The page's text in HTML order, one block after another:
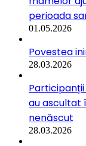
perioada
01.05.2026
Povestea
28.03.2026
au ascultat
nenăscut
28.03.2026